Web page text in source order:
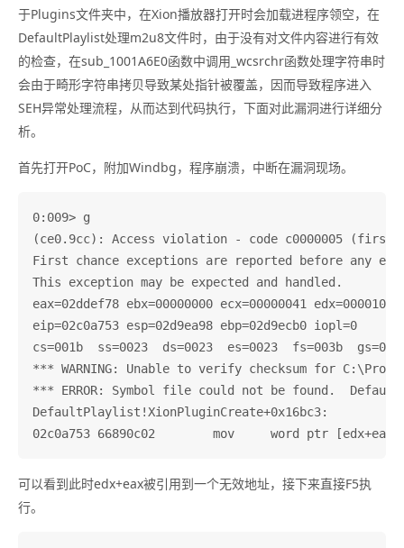
于Plugins文件夹中，在Xion播放器打开时会加载进程序领空，在
DefaultPlaylist处理m2u8文件时，由于没有对文件内容进行有效
的检查，在sub_1001A6E0函数中调用_wcsrchr函数处理字符串时
会由于畸形字符串拷贝导致某处指针被覆盖，因而导致程序进入
SEH异常处理流程，从而达到代码执行，下面对此漏洞进行详细分
析。
首先打开PoC，附加Windbg，程序崩溃，中断在漏洞现场。
0:009> g
(ce0.9cc): Access violation - code c0000005 (first
First chance exceptions are reported before any
This exception may be expected and handled.
eax=02ddef78 ebx=00000000 ecx=00000041
eip=02c0a753 esp=02d9ea98 ebp=02d9ecb0 iopl=0
cs=001b  ss=0023  ds=0023  es=0023  fs=003b
*** WARNING: Unable to verify checksum for
*** ERROR: Symbol file could not be found.
DefaultPlaylist!XionPluginCreate+0x16bc3:
可以看到此时edx+eax被引用到一个无效地址，接下来直接F5执
行。